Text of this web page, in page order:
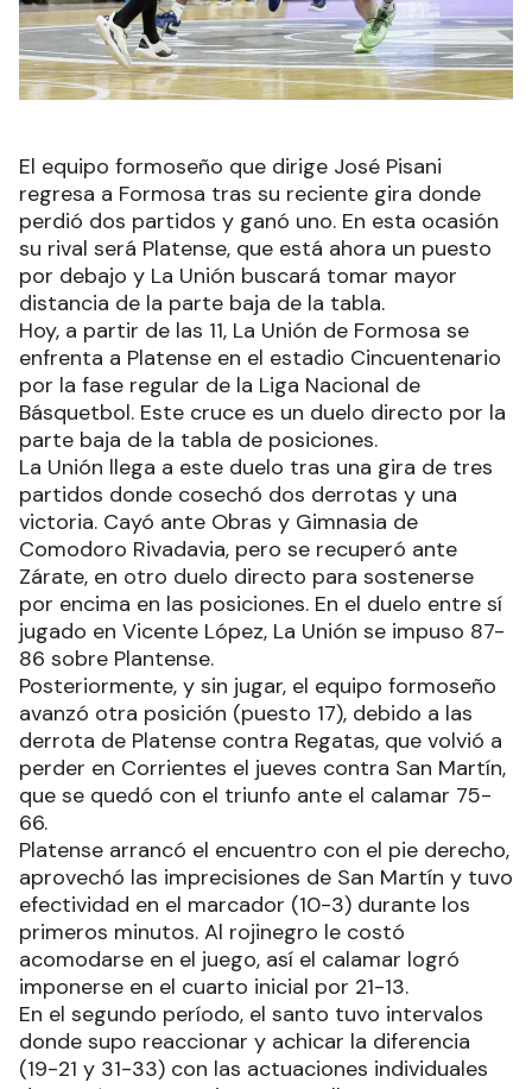
El equipo formoseño que dirige José Pisani
regresa a Formosa tras su reciente gira donde
perdió dos partidos y ganó uno. En esta ocasión
su rival será Platense, que está ahora un puesto
por debajo y La Unión buscará tomar mayor
distancia de la parte baja de la tabla.
Hoy, a partir de las 11, La Unión de Formosa se
enfrenta a Platense en el estadio Cincuentenario
por la fase regular de la Liga Nacional de
Básquetbol. Este cruce es un duelo directo por la
parte baja de la tabla de posiciones.
La Unión llega a este duelo tras una gira de tres
partidos donde cosechó dos derrotas y una
victoria. Cayó ante Obras y Gimnasia de
Comodoro Rivadavia, pero se recuperó ante
Zárate, en otro duelo directo para sostenerse
por encima en las posiciones. En el duelo entre sí
jugado en Vicente López, La Unión se impuso 87-
86 sobre Plantense.
Posteriormente, y sin jugar, el equipo formoseño
avanzó otra posición (puesto 17), debido a las
derrota de Platense contra Regatas, que volvió a
perder en Corrientes el jueves contra San Martín,
que se quedó con el triunfo ante el calamar 75-
66.
Platense arrancó el encuentro con el pie derecho,
aprovechó las imprecisiones de San Martín y tuvo
efectividad en el marcador (10-3) durante los
primeros minutos. Al rojinegro le costó
acomodarse en el juego, así el calamar logró
imponerse en el cuarto inicial por 21-13.
En el segundo período, el santo tuvo intervalos
donde supo reaccionar y achicar la diferencia
(19-21 y 31-33) con las actuaciones individuales